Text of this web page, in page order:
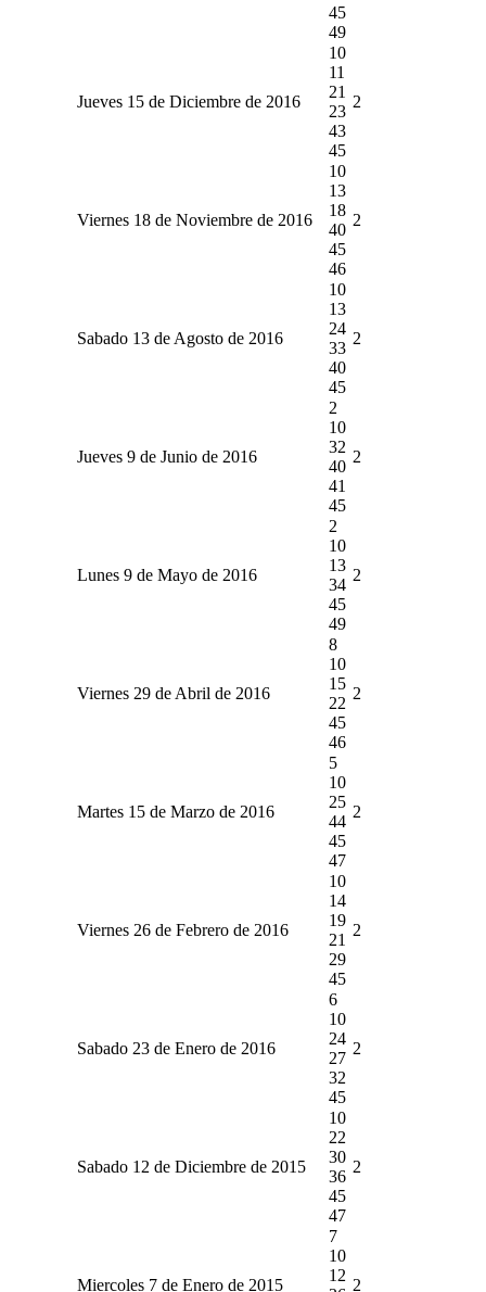
45
49
Jueves 15 de Diciembre de 2016
10
11
21
23
43
45
2
Viernes 18 de Noviembre de 2016
10
13
18
40
45
46
2
Sabado 13 de Agosto de 2016
10
13
24
33
40
45
2
Jueves 9 de Junio de 2016
2
10
32
40
41
45
2
Lunes 9 de Mayo de 2016
2
10
13
34
45
49
2
Viernes 29 de Abril de 2016
8
10
15
22
45
46
2
Martes 15 de Marzo de 2016
5
10
25
44
45
47
2
Viernes 26 de Febrero de 2016
10
14
19
21
29
45
2
Sabado 23 de Enero de 2016
6
10
24
27
32
45
2
Sabado 12 de Diciembre de 2015
10
22
30
36
45
47
2
Miercoles 7 de Enero de 2015
7
10
12
2